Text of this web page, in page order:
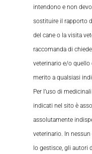
intendono e non
sostituire il rapporto
del cane o la visita
raccomanda di
veterinario e/o quello
merito a qualsiasi
Per l’uso di
indicati nel sito è
assolutamente
veterinario. In nessun
lo gestisce, gli autori